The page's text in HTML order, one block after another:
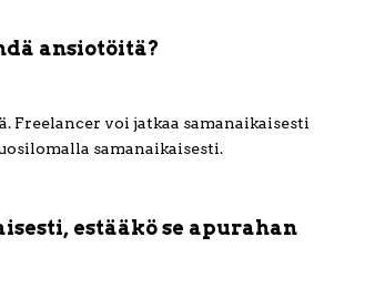
ansiotöitä?
Freelancer voi jatkaa samanaikaisesti
samanaikaisesti.
estääkö se apurahan